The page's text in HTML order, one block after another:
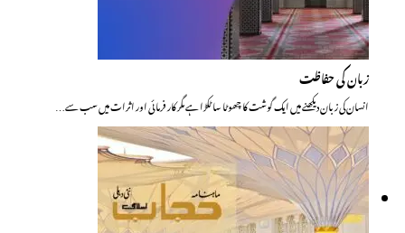
زبان کی حفاظت
انسان کی زبان دیکھنے میں ایک گوشت کا چھوٹا سا ٹکڑا ہے مگر کار فرمائی اور اثرات میں سب سے…